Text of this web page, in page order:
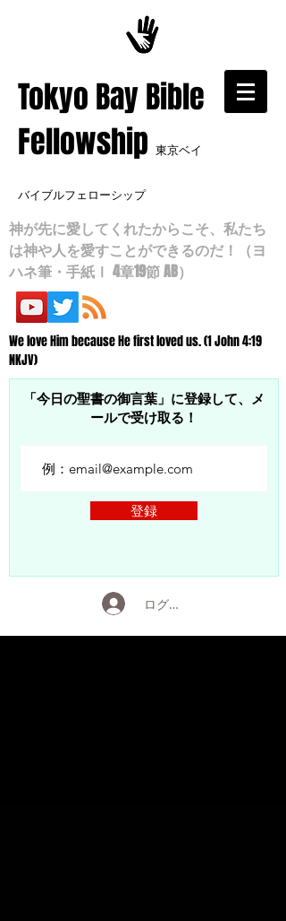
​Tokyo Bay Bible
Fellowship 東京ベイ
バイブルフェローシップ
神が先に愛してくれたからこそ、私たち
は神や人を愛すことができるのだ！（ヨ
ハネ筆・手紙Ⅰ 4章19節 AB）
We love Him because He first loved us. (1 John 4:19
NKJV)
「今日の聖書の御言葉」に登録して、メ
ールで受け取る！
登録
ログイン